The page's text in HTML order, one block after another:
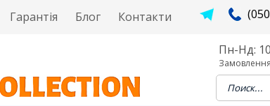
Гарантія Блог Контакти
Пн-Нд:
When